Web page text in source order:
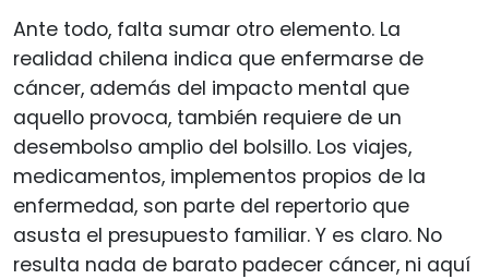
Ante todo, falta sumar otro elemento. La
realidad chilena indica que enfermarse de
cáncer, además del impacto mental que
aquello provoca, también requiere de un
desembolso amplio del bolsillo. Los viajes,
medicamentos, implementos propios de la
enfermedad, son parte del repertorio que
asusta el presupuesto familiar. Y es claro. No
resulta nada de barato padecer cáncer, ni aquí